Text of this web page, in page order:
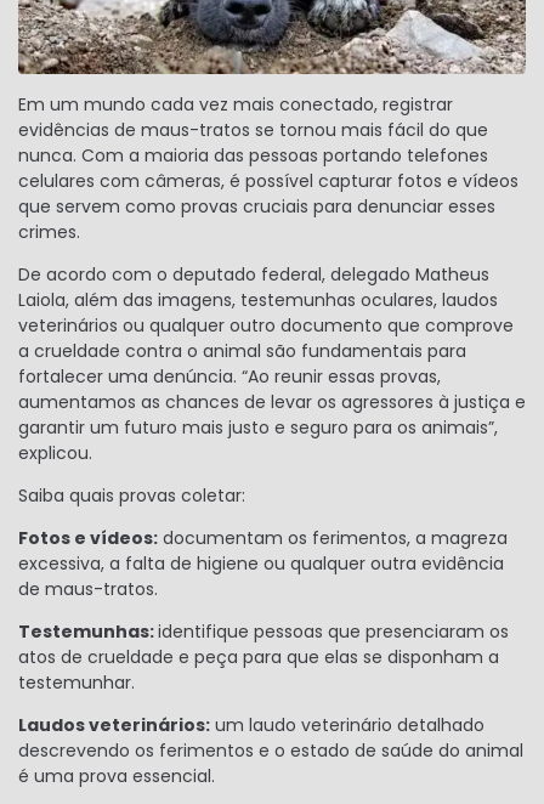
Em um mundo cada vez mais conectado, registrar
evidências de maus-tratos se tornou mais fácil do que
nunca. Com a maioria das pessoas portando telefones
celulares com câmeras, é possível capturar fotos e vídeos
que servem como provas cruciais para denunciar esses
crimes.
De acordo com o deputado federal, delegado Matheus
Laiola, além das imagens, testemunhas oculares, laudos
veterinários ou qualquer outro documento que comprove
a crueldade contra o animal são fundamentais para
fortalecer uma denúncia. “Ao reunir essas provas,
aumentamos as chances de levar os agressores à justiça e
garantir um futuro mais justo e seguro para os animais”,
explicou.
Saiba quais provas coletar:
Fotos e vídeos: documentam os ferimentos, a magreza
excessiva, a falta de higiene ou qualquer outra evidência
de maus-tratos.
Testemunhas:identifique pessoas que presenciaram os
atos de crueldade e peça para que elas se disponham a
testemunhar.
Laudos veterinários: um laudo veterinário detalhado
descrevendo os ferimentos e o estado de saúde do animal
é uma prova essencial.